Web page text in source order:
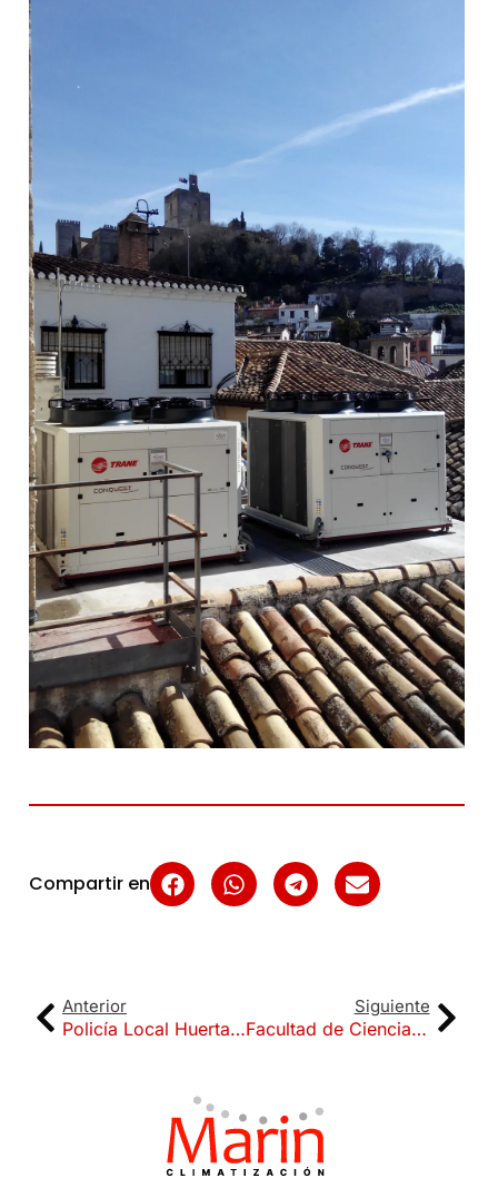
Compartir en
Anterior
Policía Local Huerta Rasillo
Siguiente
Facultad de Ciencias UGR